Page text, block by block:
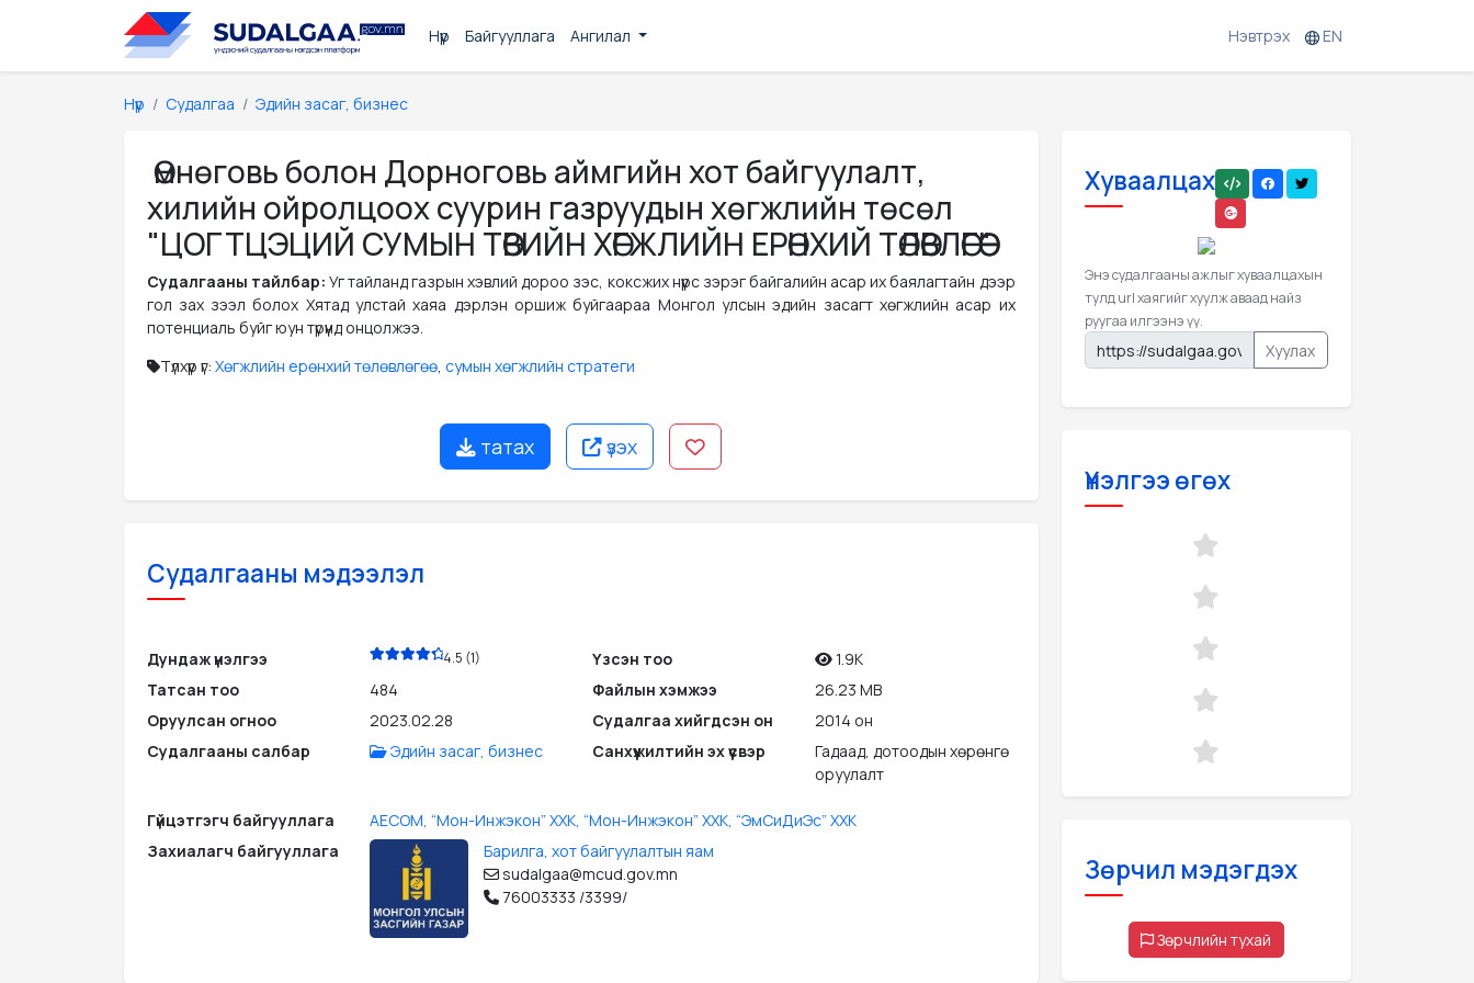
Нүүр Байгууллага Ангилал Нэвтрэх EN
Нүүр Судалгаа Эдийн засаг, бизнес
Өмнөговь болон Дорноговь аймгийн хот байгуулалт,
хилийн ойролцоох суурин газруудын хөгжлийн төсөл
"ЦОГТЦЭЦИЙ СУМЫН ТӨВИЙН ХӨГЖЛИЙН ЕРӨНХИЙ ТӨЛӨВЛӨГӨӨ"
Судалгааны тайлбар: Уг тайланд газрын хэвлий дороо зэс, коксжих нүүрс зэрэг байгалийн асар их баялагтайн дээр
гол зах зээл болох Хятад улстай хаяа дэрлэн оршиж буйгаараа Монгол улсын эдийн засагт хөгжлийн асар их
потенциаль буйг юун түрүүнд онцолжээ.
Түлхүүр үг: Хөгжлийн ерөнхий төлөвлөгөө, сумын хөгжлийн стратеги
татах үзэх
Судалгааны мэдээлэл
Дундаж үнэлгээ 4.5 (1) Үзсэн тоо
1.9K
Татсан тоо
484 Файлын хэмжээ
26.23 MB
Оруулсан огноо
2023.02.28 Судалгаа хийгдсэн он
2014 он
Судалгааны салбар
Эдийн засаг, бизнес Санхүүжилтийн эх үүсвэр
Гадаад, дотоодын хөрөнгө
оруулалт
Гүйцэтгэгч байгууллага
AECOM, “Moн-Инжэкон” ХХК, “Moн-Инжэкон” ХХК, “ЭмСиДиЭс” ХХК
Захиалагч байгууллага
Барилга, хот байгуулалтын яам
sudalgaa@mcud.gov.mn
76003333 /3399/
Хуваалцах
Энэ судалгааны ажлыг хуваалцахын
тулд url хаягийг хуулж аваад найз
руугаа илгээнэ үү.
Хуулах
Үнэлгээ өгөх
Зөрчил мэдэгдэх
Зөрчлийн тухай